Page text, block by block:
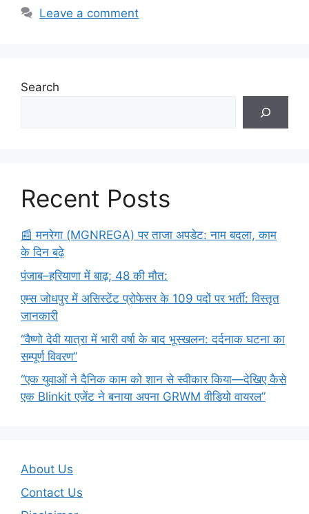
Leave a comment
Search
Recent Posts
​📰 मनरेगा (MGNREGA) पर ताजा अपडेट: नाम बदला, काम
के दिन बढ़े
पंजाब–हरियाणा में बाढ़; 48 की मौत:
एम्स जोधपुर में असिस्टेंट प्रोफेसर के 109 पदों पर भर्ती: विस्तृत
जानकारी
“वैष्णो देवी यात्रा में भारी वर्षा के बाद भूस्खलन: दर्दनाक घटना का
सम्पूर्ण विवरण”
“एक युवाओं ने दैनिक काम को शान से स्वीकार किया—देखिए कैसे
एक Blinkit एजेंट ने बनाया अपना GRWM वीडियो वायरल”
About Us
Contact Us